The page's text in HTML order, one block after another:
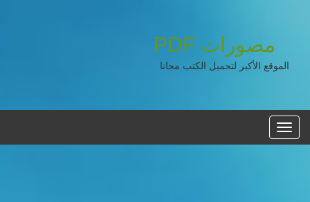
مصورات PDF
الموقع الأكبر لتحميل الكتب مجانا
القائمه
الرئيسية